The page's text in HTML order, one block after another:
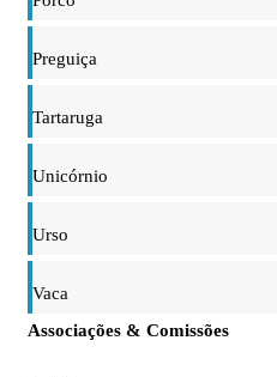
Preguiça
Tartaruga
Unicórnio
Urso
Vaca
Associações & Comissões